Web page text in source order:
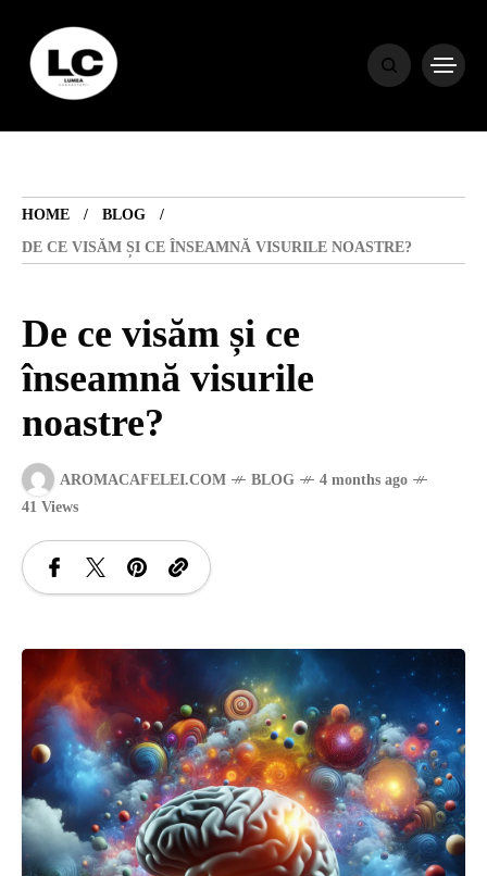
HOME
BLOG
DE CE VISĂM ȘI CE ÎNSEAMNĂ VISURILE NOASTRE?
De ce visăm și ce
înseamnă visurile
noastre?
AROMACAFELEI.COM BLOG
4 months ago
41 Views
HOME
BLOG
HOROSCOP
ENGLISH
CONTENT
TRAVEL
SANATATE
INGRIJIRE
ISTORIE
NATURĂ